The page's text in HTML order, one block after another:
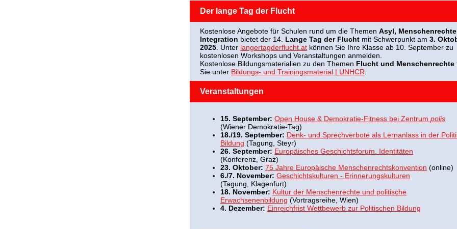
Der lange Tag der Flucht
Kostenlose Angebote für Schulen rund um die Themen Asyl,
Integration bietet der 14. Lange Tag der Flucht mit Schwerpunkt am 3.
2025 . Unter langertagderflucht.at können Sie Ihre Klasse ab 10. September zu
kostenlosen Workshops und Veranstaltungen anmelden.
Kostenlose Bildungsmaterialien zu den Themen Flucht und Menschenrechte
Sie unter Bildungs- und Trainingsmaterial | UNHCR
Veranstaltungen
15. September: Open House & Demokratie-Fitness bei Zentrum polis
(Wiener Demokratie-Tag)
18./19. September: Denk- und Sprechverbote als Lernanlass in der
Bildung (Tagung, Steyr)
26. September: Europäisches Geschichtsforum. Identitäten
(Konferenz, Graz)
23. Oktober: 75 Jahre Europäische Menschenrechtskonvention (online)
6./7. November: Geschichtskulturen - Erinnerungskulturen
(Tagung, Klagenfurt)
18. November: Kultur der Menschenrechte und politische
Erwachsenenbildung (Vortragsreihe, Wien)
4. Dezember: Einreichfrist Wettbewerb zur Politischen Bildung